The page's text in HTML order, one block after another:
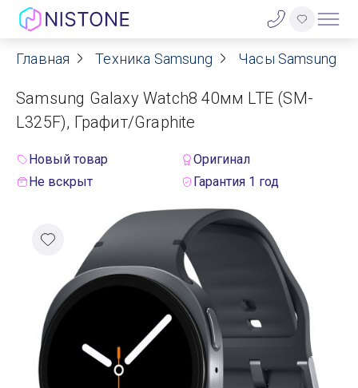
Акции
О нас
Договор оферты
Реквизиты
Контакты
Оплата
Главная Техника Samsung Часы Samsung
Samsung Galaxy Watch8 40мм LTE (SM-
L325F), Графит/Graphite
Новый товар
Оригинал
Не вскрыт
Гарантия 1 год